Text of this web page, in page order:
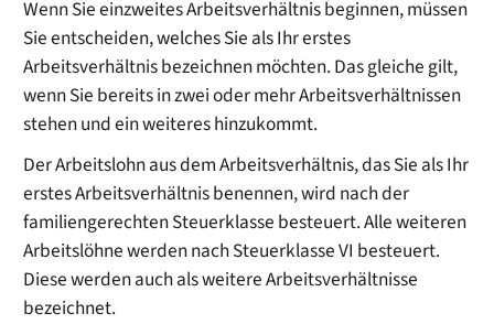
Wenn Sie einzweites Arbeitsverhältnis beginnen, müssen
Sie entscheiden, welches Sie als Ihr erstes
Arbeitsverhältnis bezeichnen möchten. Das gleiche gilt,
wenn Sie bereits in zwei oder mehr Arbeitsverhältnissen
stehen und ein weiteres hinzukommt.
Der Arbeitslohn aus dem Arbeitsverhältnis, das Sie als Ihr
erstes Arbeitsverhältnis benennen, wird nach der
familiengerechten Steuerklasse besteuert. Alle weiteren
Arbeitslöhne werden nach Steuerklasse VI besteuert.
Diese werden auch als weitere Arbeitsverhältnisse
bezeichnet.